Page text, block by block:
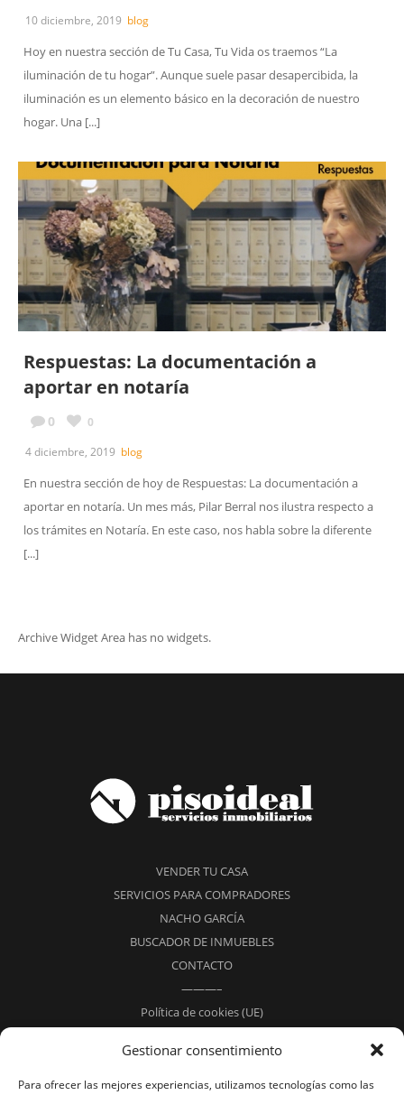
Gestionar consentimiento
Para ofrecer las mejores experiencias, utilizamos tecnologías como las
10 diciembre, 2019 blog
Hoy en nuestra sección de Tu Casa, Tu Vida os traemos “La
iluminación de tu hogar”. Aunque suele pasar desapercibida, la
iluminación es un elemento básico en la decoración de nuestro
hogar. Una [...]
Respuestas: La documentación a
aportar en notaría
0
0
4 diciembre, 2019 blog
En nuestra sección de hoy de Respuestas: La documentación a
aportar en notaría. Un mes más, Pilar Berral nos ilustra respecto a
los trámites en Notaría. En este caso, nos habla sobre la diferente
[...]
Archive Widget Area has no widgets.
VENDER TU CASA
SERVICIOS PARA COMPRADORES
NACHO GARCÍA
BUSCADOR DE INMUEBLES
CONTACTO
———–
Política de cookies (UE)
Política de Privacidad